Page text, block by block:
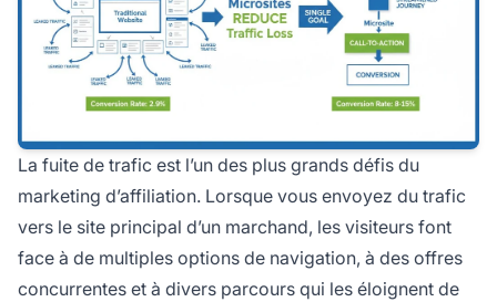
La fuite de trafic est l’un des plus grands défis du
marketing d’affiliation. Lorsque vous envoyez du trafic
vers le site principal d’un marchand, les visiteurs font
face à de multiples options de navigation, à des offres
concurrentes et à divers parcours qui les éloignent de